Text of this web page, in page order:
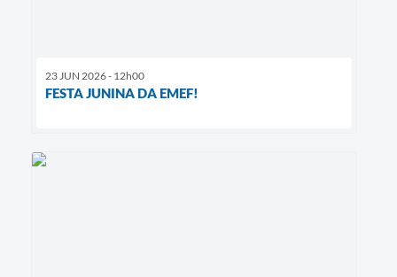
23 JUN 2026 - 12h00
FESTA JUNINA DA EMEF!